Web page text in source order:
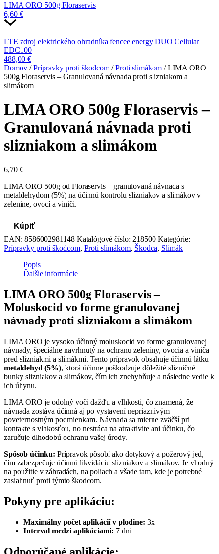
LIMA ORO 500g Floraservis
6,60 €
LTE zdroj elektrického ohradníka fencee energy DUO Cellular
EDC100
488,00 €
Domov /Prípravky proti škodcom /Proti slimákom / LIMA ORO
500g Floraservis – Granulovaná návnada proti slizniakom a
slimákom
LIMA ORO 500g Floraservis –
Granulovaná návnada proti
slizniakom a slimákom
6,70 €
LIMA ORO 500g od Floraservis – granulovaná návnada s
metaldehydom (5%) na účinnú kontrolu slizniakov a slimákov v
zelenine, ovocí a viniči.
Kúpiť
EAN: 8586002981148 Katalógové číslo: 218500 Kategórie:
Prípravky proti škodcom, Proti slimákom, Škodca, Slimák
Popis
Ďalšie informácie
LIMA ORO 500g Floraservis –
Moluskocid vo forme granulovanej
návnady proti slizniakom a slimákom
LIMA ORO je vysoko účinný moluskocid vo forme granulovanej
návnady, špeciálne navrhnutý na ochranu zeleniny, ovocia a viniča
pred slizniakmi a slimákmi. Tento prípravok obsahuje účinnú látku
metaldehyd (5%), ktorá účinne poškodzuje dôležité slizničné
bunky slizniakov a slimákov, čím ich znehybňuje a následne vedie k
ich úhynu.
LIMA ORO je odolný voči dažďu a vlhkosti, čo znamená, že
návnada zostáva účinná aj po vystavení nepriaznivým
poveternostným podmienkam. Návnada sa mierne zväčší pri
kontakte s vlhkosťou, no nestráca na atraktivite ani účinku, čo
zaručuje dlhodobú ochranu vašej úrody.
Spôsob účinku: Prípravok pôsobí ako dotykový a požerový jed,
čím zabezpečuje účinnú likvidáciu slizniakov a slimákov. Je vhodný
na použitie v záhradách, na poliach a všade tam, kde je potrebné
zasiahnuť proti týmto škodcom.
Pokyny pre aplikáciu:
Maximálny počet aplikácií v plodine: 3x
Interval medzi aplikáciami: 7 dní